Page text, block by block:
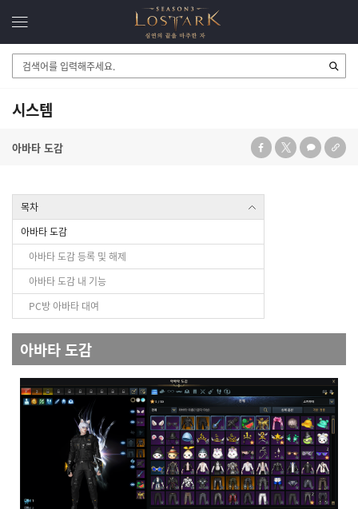
색
역
시스템
아바타 도감
목차
아바타 도감
아바타 도감 등록 및 해제
아바타 도감 내 기능
PC방 아바타 대여
아바타 도감